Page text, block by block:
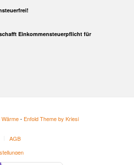
Einkommensteuerpflicht für
Wärme- Enfold Theme by Kriesi
AGB